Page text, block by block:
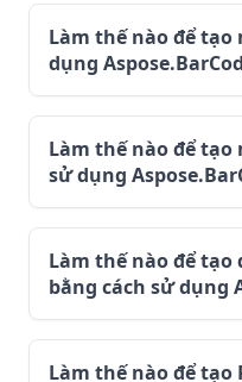
Làm thế nào để tạo
dụng
Làm thế nào để tạo
sử dụng
Làm thế nào để
bằng cách sử dụng
Làm thế nào để tạo